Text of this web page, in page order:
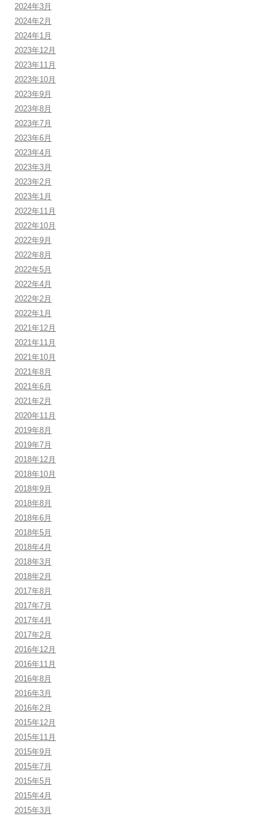
2024年3月
2024年2月
2024年1月
2023年12月
2023年11月
2023年10月
2023年9月
2023年8月
2023年7月
2023年6月
2023年4月
2023年3月
2023年2月
2023年1月
2022年11月
2022年10月
2022年9月
2022年8月
2022年5月
2022年4月
2022年2月
2022年1月
2021年12月
2021年11月
2021年10月
2021年8月
2021年6月
2021年2月
2020年11月
2019年8月
2019年7月
2018年12月
2018年10月
2018年9月
2018年8月
2018年6月
2018年5月
2018年4月
2018年3月
2018年2月
2017年8月
2017年7月
2017年4月
2017年2月
2016年12月
2016年11月
2016年8月
2016年3月
2016年2月
2015年12月
2015年11月
2015年9月
2015年7月
2015年5月
2015年4月
2015年3月